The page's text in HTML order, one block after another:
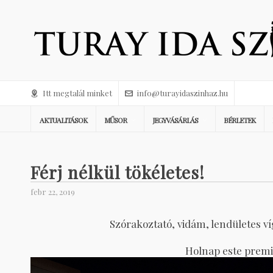
Itt megtalál minket info@turayidaszinhaz.hu
AKTUALITÁSOK MŰSOR JEGYVÁSÁRLÁS BÉRLETEK
Férj nélkül tökéletes!
febr 22, 2019
Szórakoztató, vidám, lendületes
Holnap este